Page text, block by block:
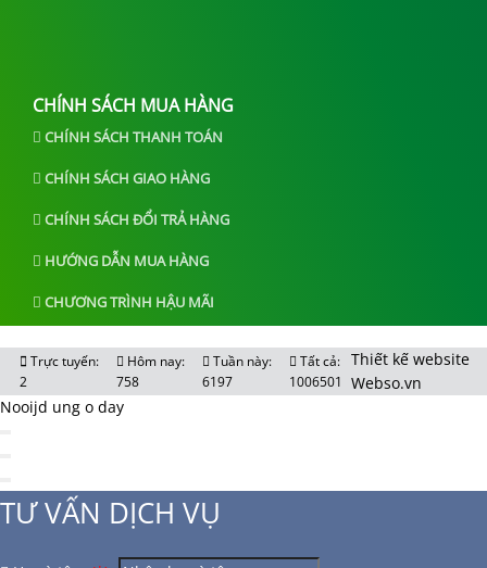
CHÍNH SÁCH MUA HÀNG
CHÍNH SÁCH THANH TOÁN
CHÍNH SÁCH GIAO HÀNG
CHÍNH SÁCH ĐỔI TRẢ HÀNG
HƯỚNG DẪN MUA HÀNG
CHƯƠNG TRÌNH HẬU MÃI
Trực tuyến:
2
Hôm nay:
758
Tuần này:
6197
Tất cả:
1006501
Thiết kế website
Webso.vn
Nooijd ung o day
TƯ VẤN DỊCH VỤ